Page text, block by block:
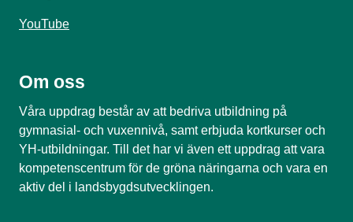
YouTube
Om oss
Våra uppdrag består av att bedriva utbildning på
gymnasial- och vuxennivå, samt erbjuda kortkurser och
YH-utbildningar. Till det har vi även ett uppdrag att vara
kompetenscentrum för de gröna näringarna och vara en
aktiv del i landsbygdsutvecklingen.